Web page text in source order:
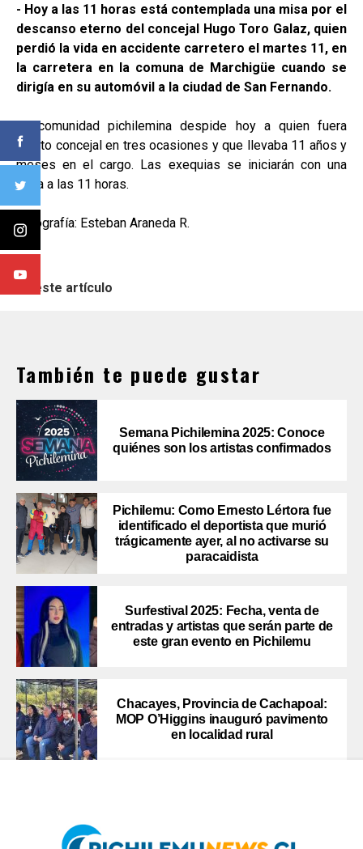
- Hoy a las 11 horas está contemplada una misa por el
descanso eterno del concejal Hugo Toro Galaz, quien
perdió la vida en accidente carretero el martes 11, en
la carretera en la comuna de Marchigüe cuando se
dirigía en su automóvil a la ciudad de San Fernando.
La comunidad pichilemina despide hoy a quien fuera
electo concejal en tres ocasiones y que llevaba 11 años y
meses en el cargo. Las exequias se iniciarán con una
misa a las 11 horas.
Fotografía: Esteban Araneda R.
En este artículo
También te puede gustar
Semana Pichilemina 2025: Conoce
quiénes son los artistas confirmados
Pichilemu: Como Ernesto Lértora fue
identificado el deportista que murió
trágicamente ayer, al no activarse su
paracaidista
Surfestival 2025: Fecha, venta de
entradas y artistas que serán parte de
este gran evento en Pichilemu
Chacayes, Provincia de Cachapoal:
MOP O’Higgins inauguró pavimento
en localidad rural